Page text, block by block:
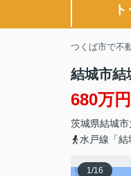
つくば市で不
結城市結
680万
茨城県結城市
水戸線「
1/16